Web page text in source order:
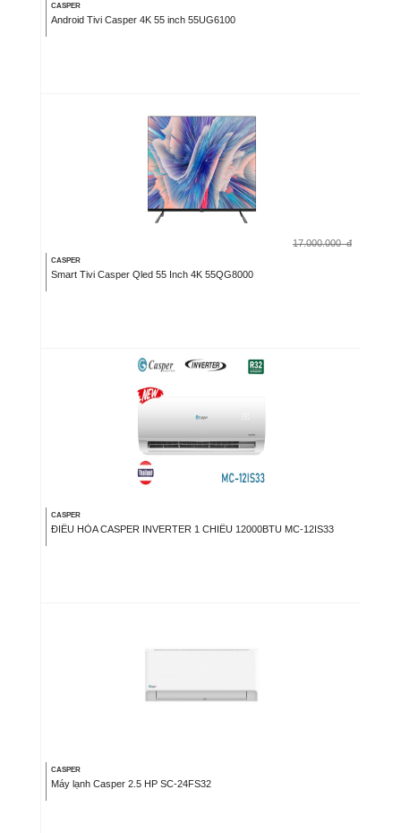
CASPER
Android Tivi Casper 4K 55 inch 55UG6100
17.000.000 đ
CASPER
Smart Tivi Casper Qled 55 Inch 4K 55QG8000
CASPER
ĐIỀU HÒA CASPER INVERTER 1 CHIỀU 12000BTU MC-12IS33
CASPER
Máy lạnh Casper 2.5 HP SC-24FS32